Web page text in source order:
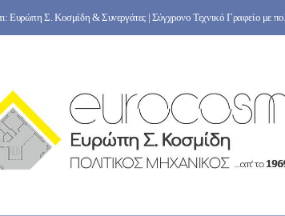
Ευρώπη Σ. Κοσμίδη & Συνεργάτες | Σύγχρονο Τεχνικό Γραφείο με